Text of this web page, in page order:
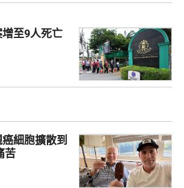
至9人死亡
細胞擴散到
痛苦